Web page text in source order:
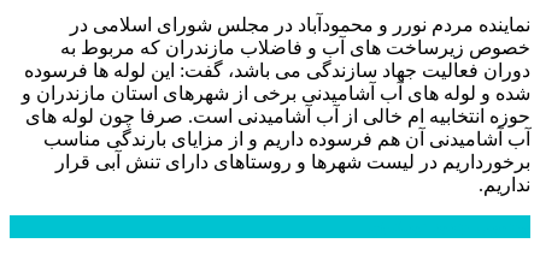
نماینده مردم نورر و محمودآباد در مجلس شورای اسلامی در
خصوص زیرساخت های آب و فاضلاب مازندران که مربوط به
دوران فعالیت جهاد سازندگی می باشد، گفت: این لوله ها فرسوده
شده و لوله های آب آشامیدنی برخی از شهرهای استان مازندران و
حوزه انتخابیه ام خالی از آب آشامیدنی است. صرفا چون لوله های
آب آشامیدنی آن هم فرسوده داریم و از مزایای بارندگی مناسب
برخورداریم در لیست شهرها و روستاهای دارای تنش آبی قرار
نداریم.